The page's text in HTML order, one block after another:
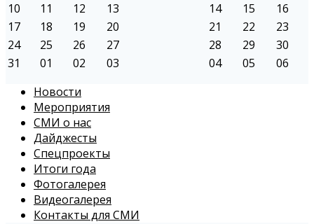
10 11 12 13 14 15
16
17
18 19 20 21 22
23
24
25 26 27 28 29
30
31
01 02 03 04 05
06
Новости
Мероприятия
СМИ о нас
Дайджесты
Спецпроекты
Итоги года
Фотогалерея
Видеогалерея
Контакты для СМИ